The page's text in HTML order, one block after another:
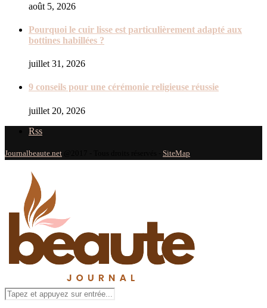
août 5, 2026
Pourquoi le cuir lisse est particulièrement adapté aux
bottines habillées ?
juillet 31, 2026
9 conseils pour une cérémonie religieuse réussie
juillet 20, 2026
Rss
Journalbeaute.net SiteMap